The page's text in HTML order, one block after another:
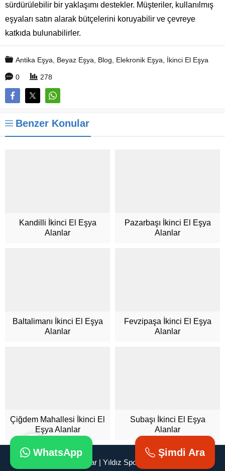
sürdürülebilir bir yaklaşımı destekler. Müşteriler, kullanılmış
eşyaları satın alarak bütçelerini koruyabilir ve çevreye
katkıda bulunabilirler.
Antika Eşya, Beyaz Eşya, Blog, Elekronik Eşya, İkinci El Eşya
0 278
Benzer Konular
Kandilli İkinci El Eşya
Alanlar
Pazarbaşı İkinci El Eşya
Alanlar
Baltalimanı İkinci El Eşya
Alanlar
Fevzipaşa İkinci El Eşya
Alanlar
Çiğdem Mahallesi İkinci El
Eşya Alanlar
Subaşı İkinci El Eşya
Alanlar
İkinci El Eşya Alanlar | Yıldız Spot | 0 543 592 53 50
Müşteri Hizmetleri
Şimdi Ara
WhatsApp